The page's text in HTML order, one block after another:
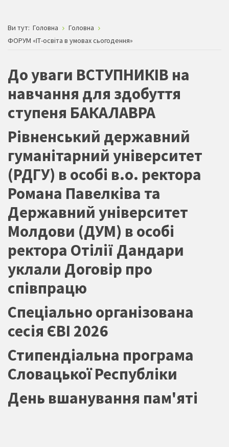
Ви тут: Головна
Головна
ФОРУМ «ІТ-освіта в умовах сьогодення»
До уваги ВСТУПНИКІВ на
навчання для здобуття
ступеня БАКАЛАВРА
Рівненський державний
гуманітарний університет
(РДГУ) в особі в.о. ректора
Романа Павелківа та
Державний університет
Молдови (ДУМ) в особі
ректора Отілії Дандари
уклали Договір про
співпрацю
Спеціально організована
сесія ЄВІ 2026
Стипендіальна програма
Словацької Республіки
День вшанування пам'яті